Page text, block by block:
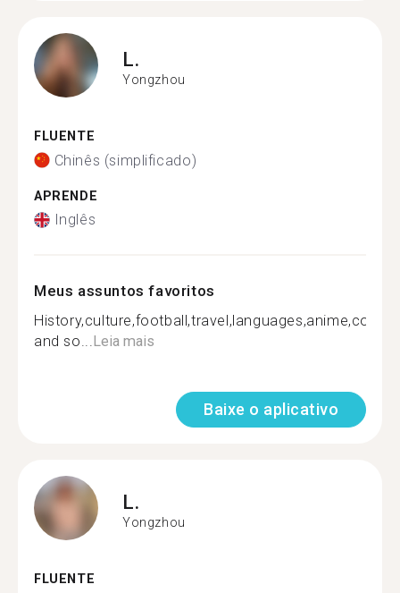
L.
Yongzhou
FLUENTE
Chinês (simplificado)
APRENDE
Inglês
Meus assuntos favoritos
and so...Leia mais
Baixe o aplicativo
L.
Yongzhou
FLUENTE